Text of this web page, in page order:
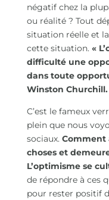
négatif chez la
ou réalité ? Tout
situation réelle et
cette situation. «
difficulté une
dans toute
Winston Churchill.
C’est le fameux
plein que nous
sociaux. Comment
choses et
L’optimisme se
de répondre à ces
pour rester positif